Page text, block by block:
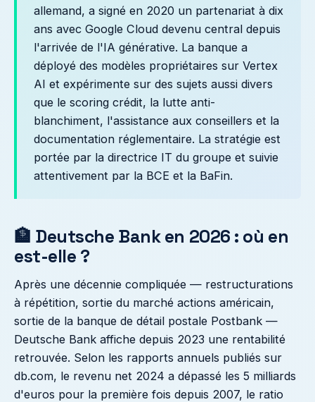
allemand, a signé en 2020 un partenariat à dix
ans avec Google Cloud devenu central depuis
l'arrivée de l'IA générative. La banque a
déployé des modèles propriétaires sur Vertex
AI et expérimente sur des sujets aussi divers
que le scoring crédit, la lutte anti-
blanchiment, l'assistance aux conseillers et la
documentation réglementaire. La stratégie est
portée par la directrice IT du groupe et suivie
attentivement par la BCE et la BaFin.
🏦 Deutsche Bank en 2026 : où en
est-elle ?
Après une décennie compliquée — restructurations
à répétition, sortie du marché actions américain,
sortie de la banque de détail postale Postbank —
Deutsche Bank affiche depuis 2023 une rentabilité
retrouvée. Selon les rapports annuels publiés sur
db.com, le revenu net 2024 a dépassé les 5 milliards
d'euros pour la première fois depuis 2007, le ratio